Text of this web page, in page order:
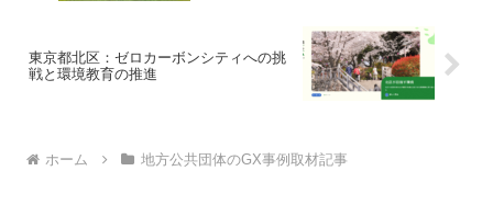
東京都北区：ゼロカーボンシティへの挑
戦と環境教育の推進
ホーム 地方公共団体のGX事例取材記事